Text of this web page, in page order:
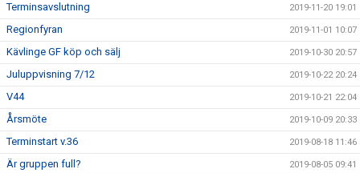
Terminsavslutning 2019-11-20 19:01
Regionfyran 2019-11-01 10:07
Kävlinge GF köp och sälj 2019-10-30 20:57
Juluppvisning 7/12 2019-10-22 20:24
V44 2019-10-21 22:04
Årsmöte 2019-10-09 20:33
Terminstart v.36 2019-08-18 11:46
Är gruppen full? 2019-08-05 09:41